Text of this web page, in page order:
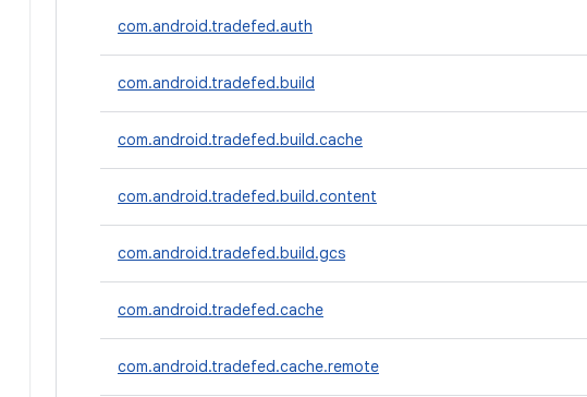
com.android.tradefed.auth
com.android.tradefed.build
com.android.tradefed.build.cache
com.android.tradefed.build.content
com.android.tradefed.build.gcs
com.android.tradefed.cache
com.android.tradefed.cache.remote